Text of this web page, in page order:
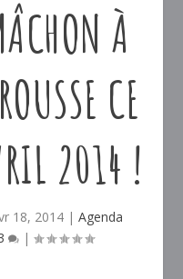
À
CE
2014 !
18, 2014 | Agenda
|